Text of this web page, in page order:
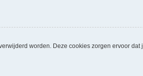
worden. Deze cookies zorgen ervoor